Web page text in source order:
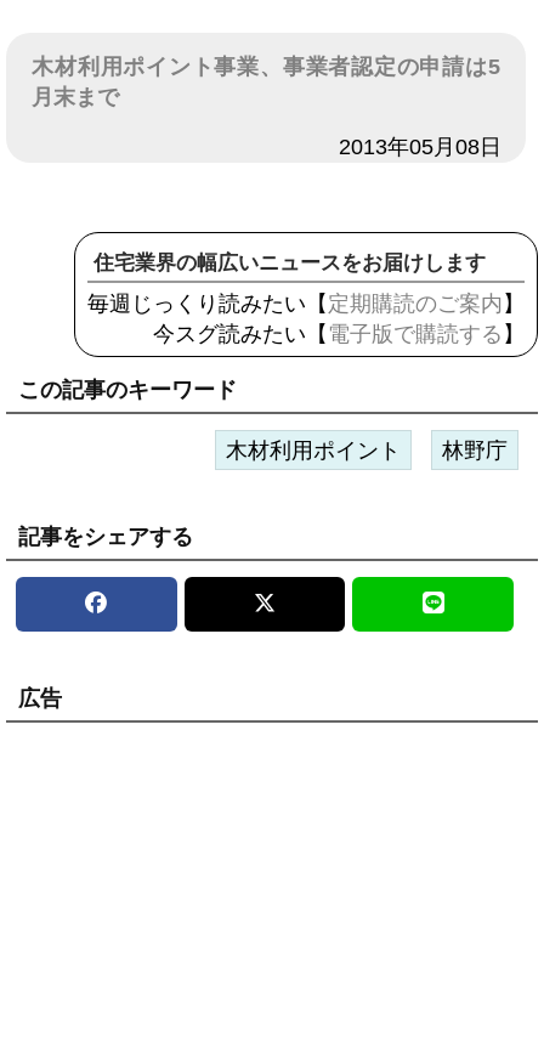
木材利用ポイント事業、事業者認定の申請は5
月末まで
2013年05月08日
住宅業界の幅広いニュースをお届けします
毎週じっくり読みたい【 定期購読のご案内 】
今スグ読みたい【 電子版で購読する 】
この記事のキーワード
木材利用ポイント 林野庁
記事をシェアする
広告